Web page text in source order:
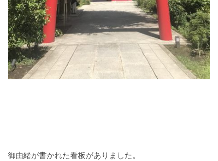
御由緒が書かれた看板がありました。